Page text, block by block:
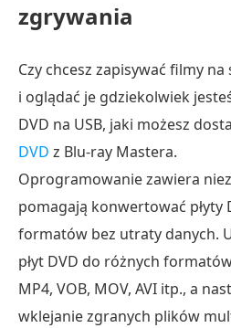
zgrywania
Czy chcesz zapisywać filmy
i oglądać je gdziekolwiek
DVD na USB, jaki możesz
DVD z Blu-ray Mastera.
Oprogramowanie zawiera
pomagają konwertować płyty
formatów bez utraty danych.
płyt DVD do różnych
MP4, VOB, MOV, AVI itp., a
wklejanie zgranych plików